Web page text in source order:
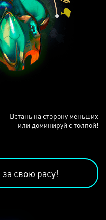
Встань на сторону меньших
или доминируй с толпой!
за свою расу!